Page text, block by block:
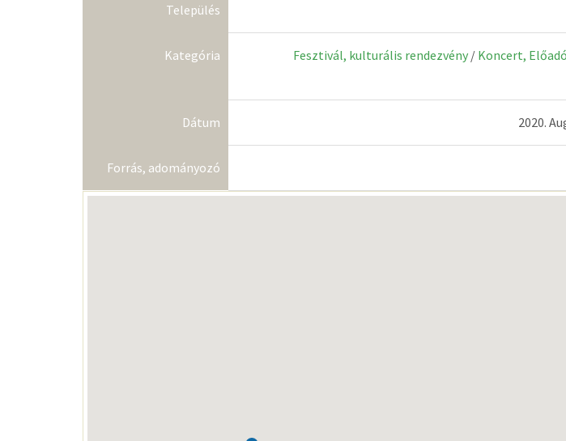
Település
Kategória Fesztivál, kulturális rendezvény / Koncert,
Dátum 2020.
Forrás, adományozó